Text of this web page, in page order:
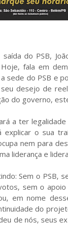
saída do PSB,
fala em
sede do PSB e
desejo de
do governo,
a ter
explicar o sua
nem para
liderança e
Sem o PSB,
sem o
em nome
do
de nós, seus